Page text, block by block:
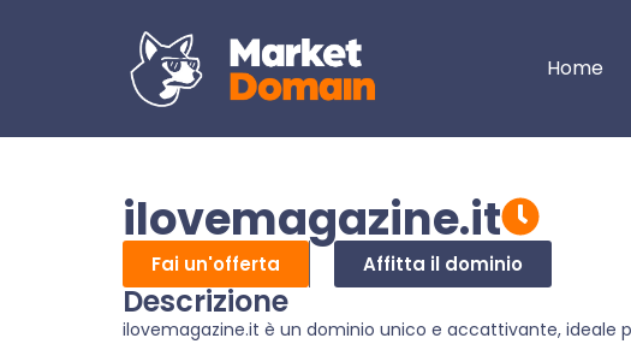
Home
ilovemagazine.it
Fai un'offerta Affitta il dominio
Descrizione
ilovemagazine.it è un dominio unico e accattivante, ideale